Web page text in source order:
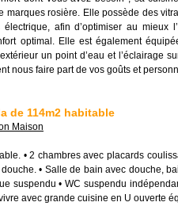
marques rosière. Elle possède des
électrique, afin d’optimiser au mieux
optimal. Elle est également
un point d’eau et l’éclairage
nous faire part de vos goûts et
de 114m2 habitable
Maison
• 2 chambres avec placards
• Salle de bain avec douche,
suspendu • WC suspendu
avec grande cuisine en U ouverte